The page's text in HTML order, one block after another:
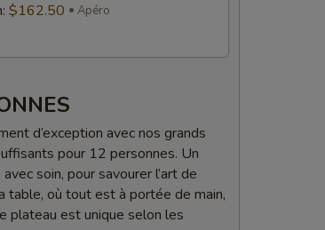
$162.50
Apéro
d’exception avec nos grands
pour 12 personnes. Un
soin, pour savourer l’art de
table, où tout est à portée de main,
plateau est unique selon les